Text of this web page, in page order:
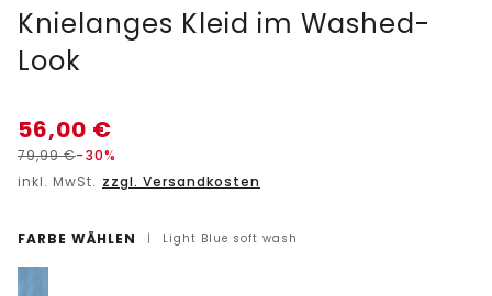
Knielanges Kleid im Washed-
Look
56,00 €
79,99€-30%
inkl. MwSt. zzgl. Versandkosten
FARBE WÄHLEN | Light Blue soft wash